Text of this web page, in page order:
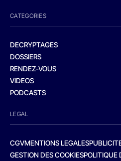
CATEGORIES
DECRYPTAGES
DOSSIERS
RENDEZ-VOUS
VIDEOS
PODCASTS
LEGAL
CGVMENTIONS LEGALES
GESTION DES COOKIESPOLITIQUE